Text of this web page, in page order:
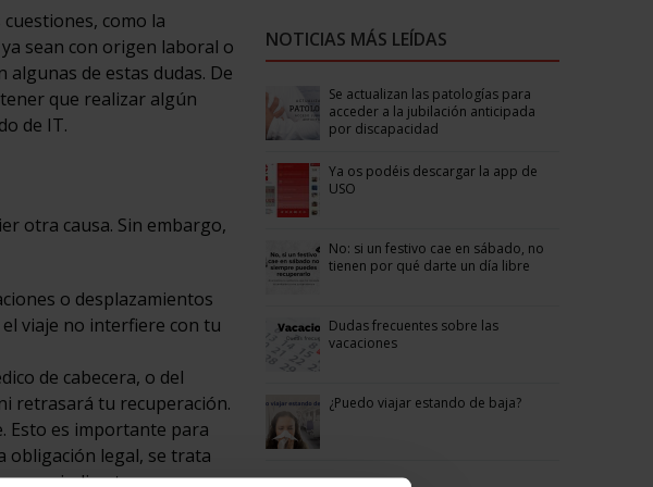
como la
sean con origen laboral o
de estas dudas. De
que realizar algún
de IT.
otra causa. Sin embargo,
o desplazamientos
viaje no interfiere con tu
de cabecera, o del
retrasará tu recuperación.
Esto es importante para
obligación legal, se trata
perjudicarte.
NOTICIAS MÁS LEÍDAS
Se actualizan las patologías para
acceder a la jubilación anticipada
por discapacidad
Ya os podéis descargar la app de
USO
No: si un festivo cae en sábado, no
tienen por qué darte un día libre
Dudas frecuentes sobre las
vacaciones
¿Puedo viajar estando de baja?